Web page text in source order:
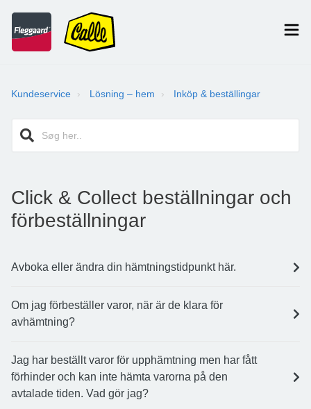
Kundeservice Lösning – hem Inköp & beställingar
Click & Collect beställningar och
förbeställningar
Avboka eller ändra din hämtningstidpunkt här.
Om jag förbeställer varor, när är de klara för
avhämtning?
Jag har beställt varor för upphämtning men har fått
förhinder och kan inte hämta varorna på den
avtalade tiden. Vad gör jag?